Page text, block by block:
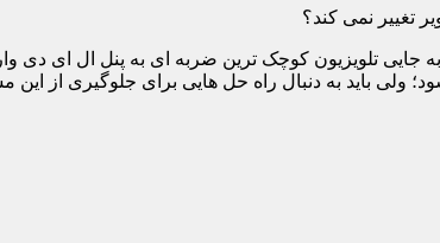
تغییر نمی کند؟
جایی تلویزیون کوچک ترین ضربه ای به پنل ال ای دی
ولی باید به دنبال راه حل هایی برای جلوگیری از این